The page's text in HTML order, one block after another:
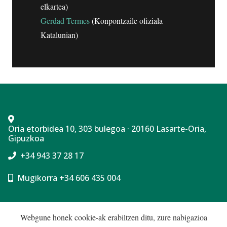
elkartea)
Gerdad Termes(Konpontzaile ofiziala
Katalunian)
Oria etorbidea 10, 303 bulegoa · 20160 Lasarte-Oria,
Gipuzkoa
+34 943 37 28 17
Mugikorra +34 606 435 004
Cookie politika
Webgune honek cookie-ak erabiltzen ditu, zure nabigazioa